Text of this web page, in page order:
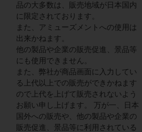
品の大多数は、販売地域が日本国内
に限定されております。
また、アミューズメントへの使用は
出来かねます。
他の製品や企業の販売促進、景品等
にも使用できません。
また、弊社が商品画面に入力してい
る上代以上での販売ができかねます
ので上代を上げて販売されないよう
お願い申し上げます。 万が一、日本
国外への販売や、他の製品や企業の
販売促進、景品等に利用されている